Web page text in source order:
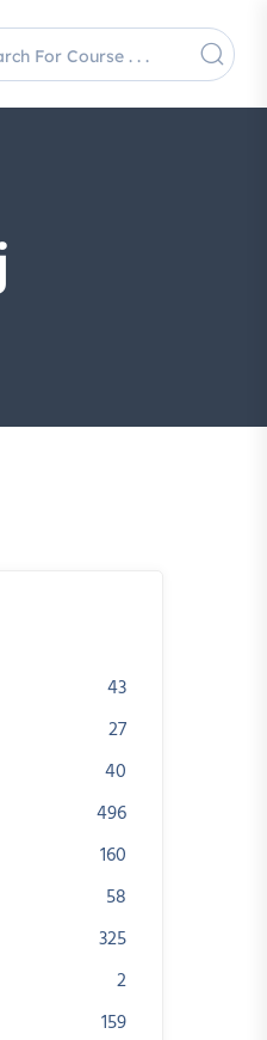
43
27
40
496
160
58
325
2
159